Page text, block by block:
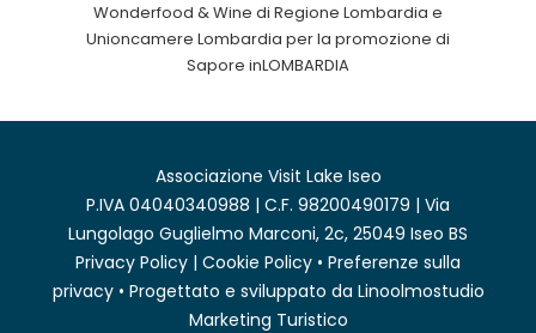
Wonderfood & Wine di Regione Lombardia e
Unioncamere Lombardia per la promozione di
Sapore inLOMBARDIA
Associazione Visit Lake Iseo
P.IVA 04040340988 | C.F. 98200490179 | Via
Lungolago Guglielmo Marconi, 2c, 25049 Iseo BS
Privacy Policy | Cookie Policy • Preferenze sulla
privacy• Progettato e sviluppato da Linoolmostudio
Marketing Turistico